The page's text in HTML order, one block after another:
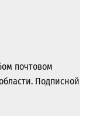
почтовом
Подписной